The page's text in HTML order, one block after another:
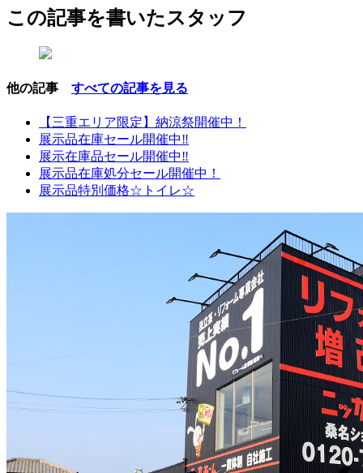
この記事を書いたスタッフ
他の記事 すべての記事を見る
【三重エリア限定】納涼祭開催中！
展示品在庫セール開催中‼
展示在庫品セール開催中‼
展示品在庫処分セール開催中！
展示品特別価格☆トイレ☆